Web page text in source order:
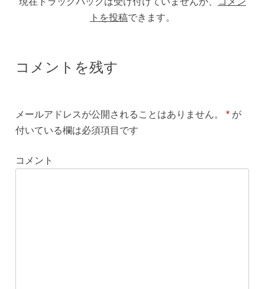
トを投稿できます。
コメントを残す
メールアドレスが公開されることはありません。 * が
付いている欄は必須項目です
コメント